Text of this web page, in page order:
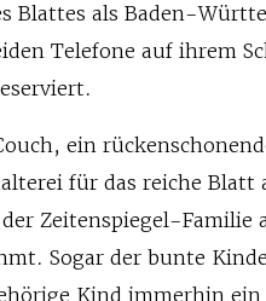
Blattes als Baden-
Telefone auf ihrem
ein
für das reiche Blatt
Zeitenspiegel-Familie
Sogar der bunte
Kind immerhin ein